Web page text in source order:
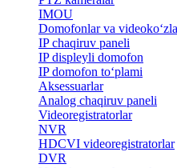
IMOU
​Domofonlar va
IP chaqiruv paneli
IP displeyli domofon
IP domofon to‘plami
Aksessuarlar
Analog chaqiruv paneli
Videoregistratorlar
NVR
HDCVI videoregistratorlar
DVR